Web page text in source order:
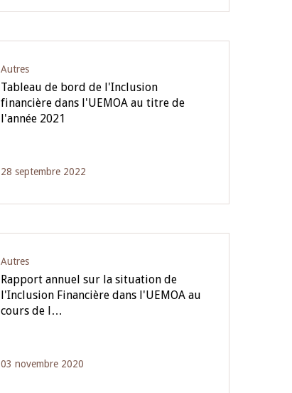
Autres
Tableau de bord de l'Inclusion
financière dans l'UEMOA au titre de
l'année 2021
28 septembre 2022
Autres
Rapport annuel sur la situation de
l'Inclusion Financière dans l'UEMOA au
cours de l…
03 novembre 2020